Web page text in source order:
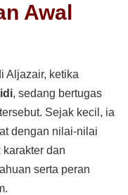
Awal
Aljazair, ketika
, sedang bertugas
Sejak kecil, ia
dengan nilai-nilai
dan
serta peran